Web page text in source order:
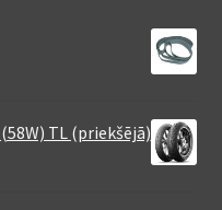
TL (priekšējā)